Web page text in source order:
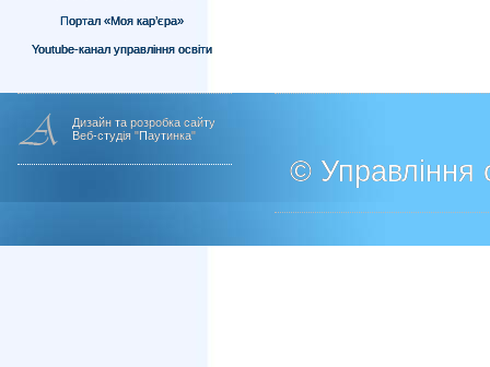
Портал «Моя кар’єра»
Youtube-канал управління освіти
Дизайн та розробка сайту
Веб-студія "Паутинка"
© Управління